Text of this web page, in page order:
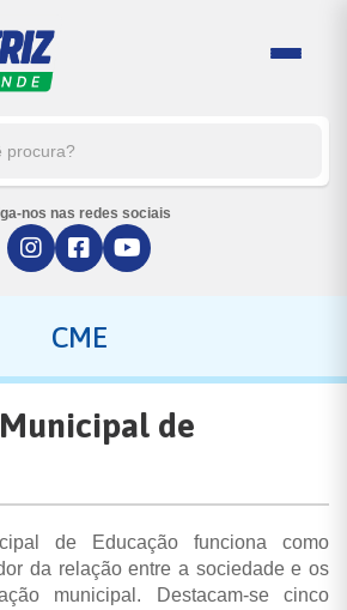
nos nas redes sociais
CME
de
de Educação funciona como
da relação entre a sociedade e os
municipal. Destacam-se cinco